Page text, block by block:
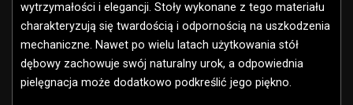
wytrzymałości i elegancji. Stoły wykonane z tego materiału
charakteryzują się twardością i odpornością na uszkodzenia
mechaniczne. Nawet po wielu latach użytkowania stół
dębowy zachowuje swój naturalny urok, a odpowiednia
pielęgnacja może dodatkowo podkreślić jego piękno.